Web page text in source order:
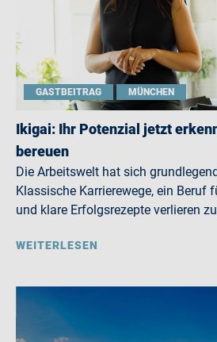
GASTBEITRAG MÜNCHEN
Ikigai: Ihr Potenzial jetzt
bereuen
Die Arbeitswelt hat sich
Klassische Karrierewege, ein Beruf
und klare Erfolgsrezepte verlieren
WEITERLESEN